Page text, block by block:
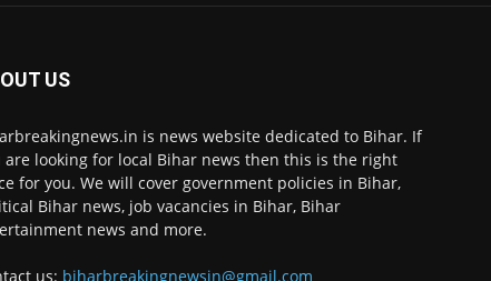
US
is news website dedicated to Bihar. If
are looking for local Bihar news then this is the right
for you. We will cover government policies in Bihar,
Bihar news, job vacancies in Bihar, Bihar
news and more.
us: biharbreakingnewsin@gmail.com